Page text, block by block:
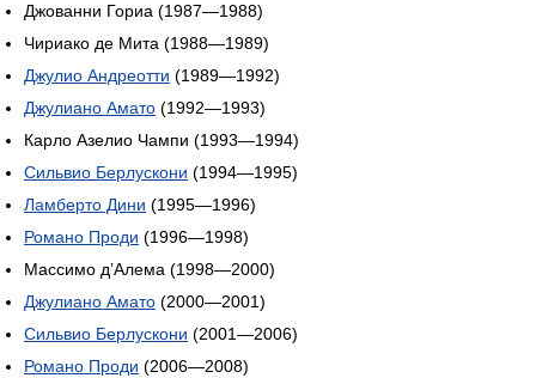
Джованни Гориа (1987—1988)
Чириако де Мита (1988—1989)
Джулио Андреотти (1989—1992)
Джулиано Амато (1992—1993)
Карло Азелио Чампи (1993—1994)
Сильвио Берлускони (1994—1995)
Ламберто Дини (1995—1996)
Романо Проди (1996—1998)
Массимо д’Алема (1998—2000)
Джулиано Амато (2000—2001)
Сильвио Берлускони (2001—2006)
Романо Проди (2006—2008)